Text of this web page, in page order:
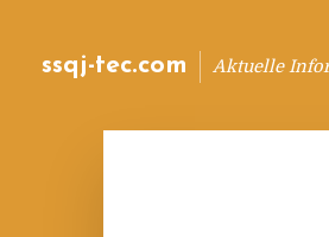
ssqj-tec.com Aktuelle